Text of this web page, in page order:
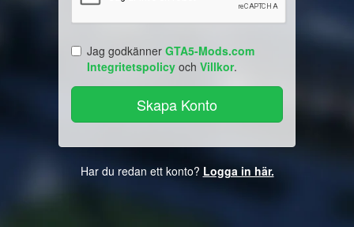
Jag godkänner GTA5-Mods.com
Integritetspolicy och Villkor.
Har du redan ett konto? Logga in här.